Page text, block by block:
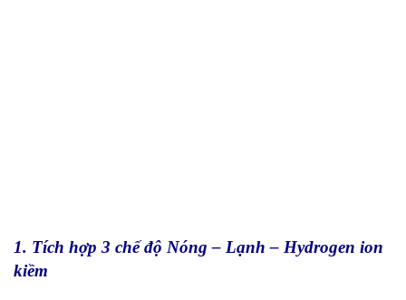
1. Tích hợp 3 chế độ Nóng – Lạnh – Hydrogen ion
kiềm